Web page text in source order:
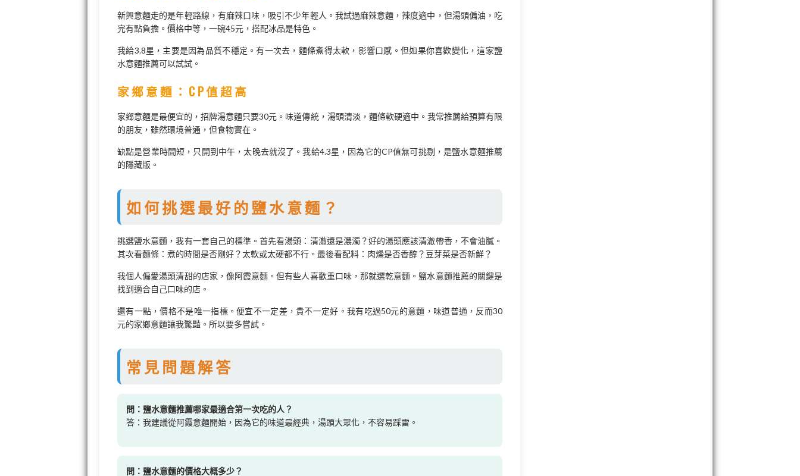
新興意麵走的是年輕路線，有麻辣口味，吸引不少年輕人。我試過麻辣意麵，辣度適中，但湯頭偏油，吃
完有點負擔。價格中等，一碗45元，搭配冰品是特色。
我給3.8星，主要是因為品質不穩定。有一次去，麵條煮得太軟，影響口感。但如果你喜歡變化，這家鹽
水意麵推薦可以試試。
家鄉意麵：CP值超高
家鄉意麵是最便宜的，招牌湯意麵只要30元。味道傳統，湯頭清淡，麵條軟硬適中。我常推薦給預算有限
的朋友，雖然環境普通，但食物實在。
缺點是營業時間短，只開到中午，太晚去就沒了。我給4.3星，因為它的CP值無可挑剔，是鹽水意麵推薦
的隱藏版。
如何挑選最好的鹽水意麵？
挑選鹽水意麵，我有一套自己的標準。首先看湯頭：清澈還是濃濁？好的湯頭應該清澈帶香，不會油膩。
其次看麵條：煮的時間是否剛好？太軟或太硬都不行。最後看配料：肉燥是否香醇？豆芽菜是否新鮮？
我個人偏愛湯頭清甜的店家，像阿霞意麵。但有些人喜歡重口味，那就選乾意麵。鹽水意麵推薦的關鍵是
找到適合自己口味的店。
還有一點，價格不是唯一指標。便宜不一定差，貴不一定好。我有吃過50元的意麵，味道普通，反而30
元的家鄉意麵讓我驚豔。所以要多嘗試。
常見問題解答
問：鹽水意麵推薦哪家最適合第一次吃的人？
答：我建議從阿霞意麵開始，因為它的味道最經典，湯頭大眾化，不容易踩雷。
問：鹽水意麵的價格大概多少？